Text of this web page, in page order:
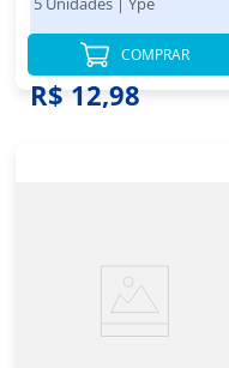
de 160g Cada
R$ 12,98
COMPRAR